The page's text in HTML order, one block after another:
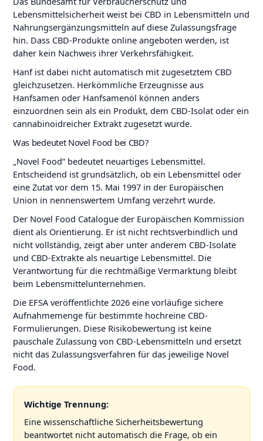
Lebensmittelsicherheit weist bei CBD in Lebensmitteln und
Nahrungsergänzungsmitteln auf diese Zulassungsfrage
hin. Dass CBD-Produkte online angeboten werden, ist
daher kein Nachweis ihrer Verkehrsfähigkeit.
Hanf ist dabei nicht automatisch mit zugesetztem CBD
gleichzusetzen. Herkömmliche Erzeugnisse aus
Hanfsamen oder Hanfsamenöl können anders
einzuordnen sein als ein Produkt, dem CBD-Isolat oder ein
cannabinoidreicher Extrakt zugesetzt wurde.
Was bedeutet Novel Food bei CBD?
„Novel Food“ bedeutet neuartiges Lebensmittel.
Entscheidend ist grundsätzlich, ob ein Lebensmittel oder
eine Zutat vor dem 15. Mai 1997 in der Europäischen
Union in nennenswertem Umfang verzehrt wurde.
Der Novel Food Catalogue der Europäischen Kommission
dient als Orientierung. Er ist nicht rechtsverbindlich und
nicht vollständig, zeigt aber unter anderem CBD-Isolate
und CBD-Extrakte als neuartige Lebensmittel. Die
Verantwortung für die rechtmäßige Vermarktung bleibt
beim Lebensmittelunternehmen.
Die EFSA veröffentlichte 2026 eine vorläufige sichere
Aufnahmemenge für bestimmte hochreine CBD-
Formulierungen. Diese Risikobewertung ist keine
pauschale Zulassung von CBD-Lebensmitteln und ersetzt
nicht das Zulassungsverfahren für das jeweilige Novel
Food.
Wichtige Trennung:
Eine wissenschaftliche Sicherheitsbewertung
beantwortet nicht automatisch die Frage, ob ein